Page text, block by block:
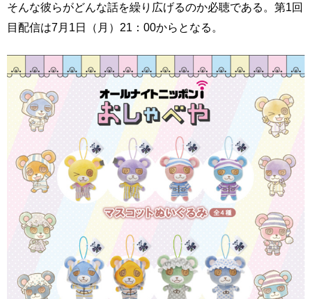
そんな彼らがどんな話を繰り広げるのか必聴である。第1回
目配信は7月1日（月）21：00からとなる。